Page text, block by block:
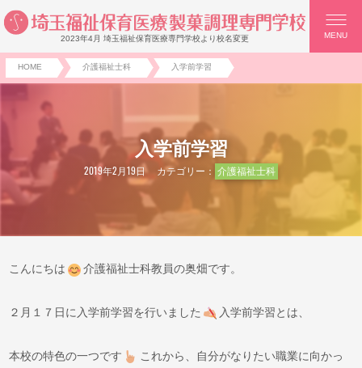
2023年4月 埼玉福祉保育医療専門学校より校名変更 MENU
HOME 介護福祉士科 入学前学習
入学前学習
2019年2月19日 カテゴリー： 介護福祉士科
こんにちは 介護福祉士科教員の奥畑です。
２月１７日に入学前学習を行いました 入学前学習とは、
本校の特色の一つです
これから、自分がなりたい職業に向かっ